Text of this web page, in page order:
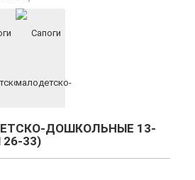
ДОШКОЛЬНЫЕ 13-
33)